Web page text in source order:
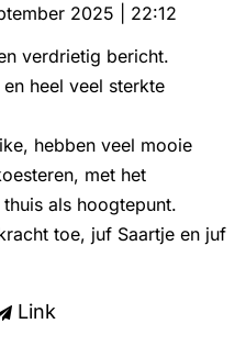
2025 | 22:12
verdrietig bericht.
heel veel sterkte
hebben veel mooie
met het
als hoogtepunt.
toe, juf Saartje en juf
Link